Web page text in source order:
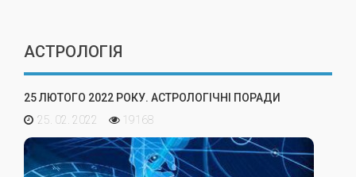
АСТРОЛОГІЯ
25 ЛЮТОГО 2022 РОКУ. АСТРОЛОГІЧНІ ПОРАДИ
25. 02. 2022
19168